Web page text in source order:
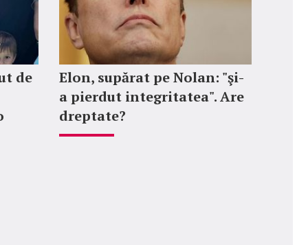
de
Elon, supărat pe Nolan: "şi-
a pierdut integritatea". Are
dreptate?